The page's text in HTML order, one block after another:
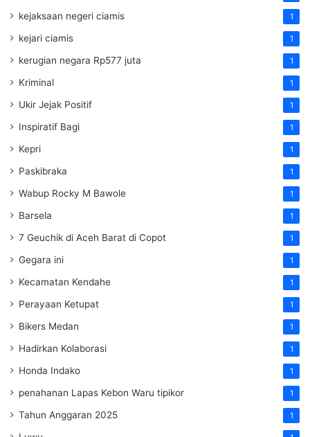
kejaksaan negeri ciamis 1
kejari ciamis 1
kerugian negara Rp577 juta 1
Kriminal 1
Ukir Jejak Positif 1
Inspiratif Bagi 1
Kepri 1
Paskibraka 1
Wabup Rocky M Bawole 1
Barsela 1
7 Geuchik di Aceh Barat di Copot 1
Gegara ini 1
Kecamatan Kendahe 1
Perayaan Ketupat 1
Bikers Medan 1
Hadirkan Kolaborasi 1
Honda Indako 1
penahanan Lapas Kebon Waru tipikor 1
Tahun Anggaran 2025 1